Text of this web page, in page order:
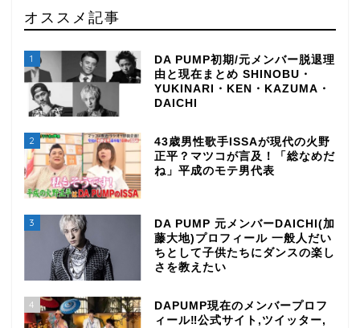
オススメ記事
1
DA PUMP初期/元メンバー脱退理
由と現在まとめ SHINOBU・
YUKINARI・KEN・KAZUMA・
DAICHI
2
43歳男性歌手ISSAが現代の火野
正平？マツコが言及！「総なめだ
ね」平成のモテ男代表
3
DA PUMP 元メンバーDAICHI(加
藤大地)プロフィール 一般人だい
ちとして子供たちにダンスの楽し
さを教えたい
4
DAPUMP現在のメンバープロフ
ィール‼公式サイト,ツイッター,